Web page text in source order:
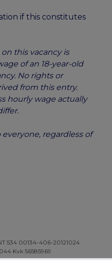
if this constitutes
this vacancy is
of an 18-year-old
No rights or
from this entry.
hourly wage actually
regardless of
00134-406-20121024
Kvk 56585969